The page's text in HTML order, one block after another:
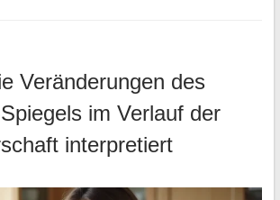
Veränderungen des
im Verlauf der
interpretiert